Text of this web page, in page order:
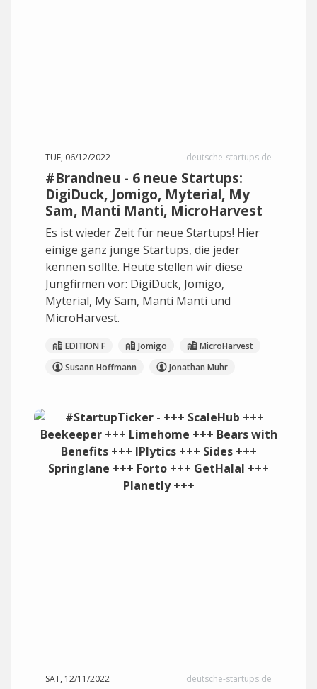
TUE, 06/12/2022 deutsche-startups.de
#Brandneu - 6 neue Startups:
DigiDuck, Jomigo, Myterial, My
Sam, Manti Manti, MicroHarvest
Es ist wieder Zeit für neue Startups! Hier
einige ganz junge Startups, die jeder
kennen sollte. Heute stellen wir diese
Jungfirmen vor: DigiDuck, Jomigo,
Myterial, My Sam, Manti Manti und
MicroHarvest.
EDITION F Jomigo
MicroHarvest
Susann Hoffmann
Jonathan Muhr
SAT, 12/11/2022 deutsche-startups.de